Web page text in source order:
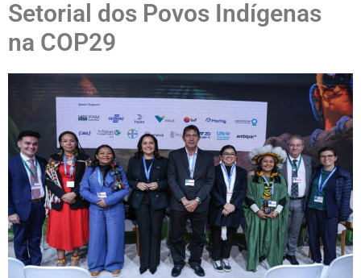
Setorial dos Povos Indígenas
na COP29